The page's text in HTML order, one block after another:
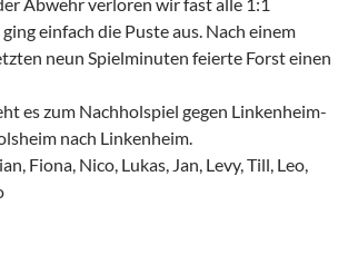
einfach die Puste aus. Nach einem
neun Spielminuten feierte Forst einen
es zum Nachholspiel gegen Linkenheim-
nach Linkenheim.
Fiona, Nico, Lukas, Jan, Levy, Till, Leo,